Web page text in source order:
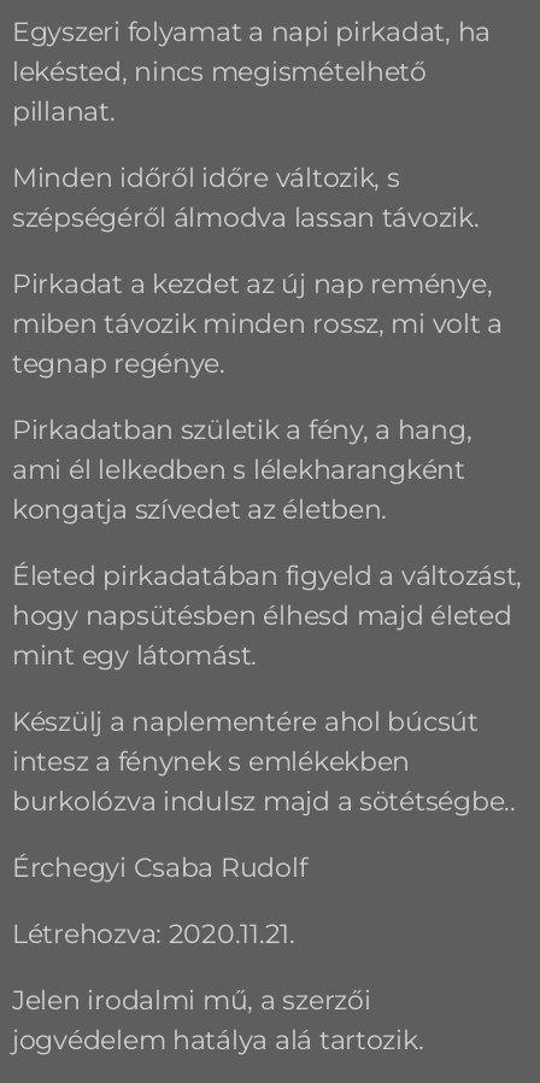
Egyszeri folyamat a napi pirkadat, ha
lekésted, nincs megismételhető
pillanat.
Minden időről időre változik, s
szépségéről álmodva lassan távozik.
Pirkadat a kezdet az új nap reménye,
miben távozik minden rossz, mi volt a
tegnap regénye.
Pirkadatban születik a fény, a hang,
ami él lelkedben s lélekharangként
kongatja szívedet az életben.
Életed pirkadatában figyeld a változást,
hogy napsütésben élhesd majd életed
mint egy látomást.
Készülj a naplementére ahol búcsút
intesz a fénynek s emlékekben
burkolózva indulsz majd a sötétségbe..
Érchegyi Csaba Rudolf
Létrehozva: 2020.11.21.
Jelen irodalmi mű, a szerzői
jogvédelem hatálya alá tartozik.